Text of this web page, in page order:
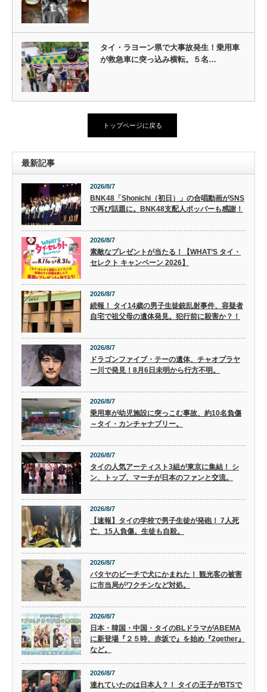
タイ・ラヨーン県で大事故発生！乗用車
が救急車に突っ込み横転。５名…
トップページに戻る
最新記事
2026/8/7
BNK48「Shonichi（初日）」の合唱動画がSNS
で再び話題に。BNK48支配人ポッパーも感謝！
2026/8/7
素敵なプレゼントが当たる！【WHAT’S タイ・
セレクト キャンペーン 2026】
2026/8/7
続報！ タイ14歳の男子生徒銃乱射事件、容疑者
自宅で祖父母の遺体発見。犯行前に殺害か？！
2026/8/7
ドラゴンファイブ・テーの遺体、チャオプラヤ
ー川で発見！8月6日未明から行方不明。
2026/8/7
乗用車が幼児施設に突っこむ事故、約10名負傷
～タイ・カンチャナブリー。
2026/8/7
タイの人気アーティスト3組が東京に集結！ シ
ン、トップ、マーチが日本のファンと交流。
2026/8/7
【速報】タイの学校で男子生徒が発砲！ 7人死
亡、15人負傷。生徒も自殺。
2026/8/7
パタヤのビーチで犬にかまれた！ 観光客の被害
に市当局がワクチンなど対処。
2026/8/7
日本・韓国・中国・タイのBLドラマがABEMA
に新登場『２５時、赤坂で』を始め『2gether』
など。
2026/8/7
連れていたのは日本人？！ タイの王子がBTSで